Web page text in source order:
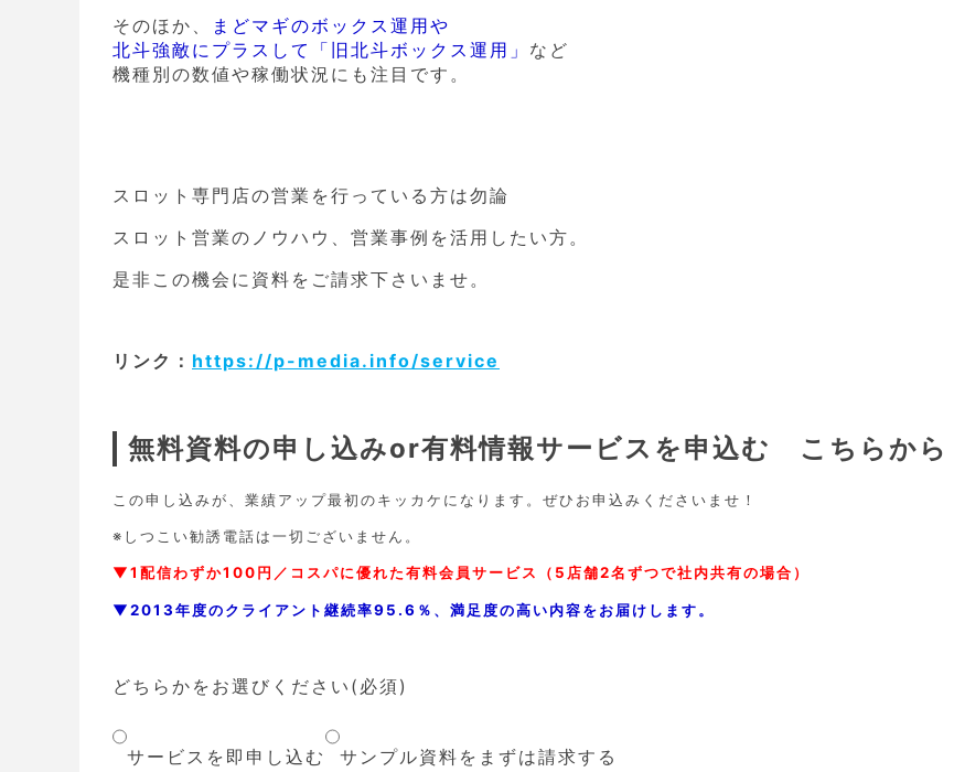
そのほか、
まどマギのボックス運用や
北斗強敵にプラスして「旧北斗ボックス運用」 など
機種別の数値や稼働状況にも注目です。
スロット専門店の営業を行っている方は勿論
スロット営業のノウハウ、営業事例を活用したい方。
是非この機会に資料をご請求下さいませ。
リンク： https://p-media.info/service
無料資料の申し込みor有料情報サービスを申込む こちらから
この申し込みが、業績アップ最初のキッカケになります。ぜひお申込みくださいませ！
※しつこい勧誘電話は一切ございません。
▼1配信わずか100円／コスパに優れた有料会員サービス（5店舗2名ずつで社内共有の場合）
▼2013年度のクライアント継続率95.6％、満足度の高い内容をお届けします。
どちらかをお選びください(必須)
サービスを即申し込む
サンプル資料をまずは請求する